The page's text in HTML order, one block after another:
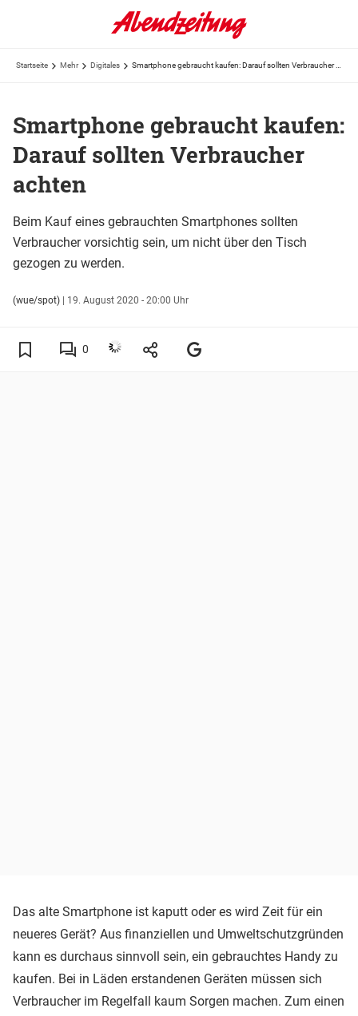
Startseite Mehr Digitales
Smartphone gebraucht kaufen:
Darauf sollten Verbraucher
achten
Beim Kauf eines gebrauchten Smartphones sollten
Verbraucher vorsichtig sein, um nicht über den Tisch
gezogen zu werden.
(wue/spot) | 19. August 2020 - 20:00 Uhr
0
Das alte Smartphone ist kaputt oder es wird Zeit für ein
neueres Gerät? Aus finanziellen und Umweltschutzgründen
kann es durchaus sinnvoll sein, ein gebrauchtes Handy zu
kaufen. Bei in Läden erstandenen Geräten müssen sich
Verbraucher im Regelfall kaum Sorgen machen. Zum einen